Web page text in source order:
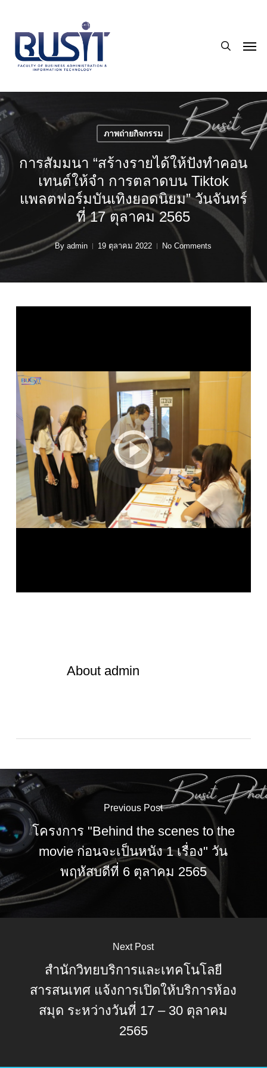
main
content
ภาพถ่ายกิจกรรม
การสัมมนา “สร้างรายได้ให้ปังทำคอน
เทนต์ให้จำ การตลาดบน Tiktok
แพลตฟอร์มบันเทิงยอดนิยม” วันจันทร์
ที่ 17 ตุลาคม 2565
By admin 19 ตุลาคม 2022 No Comments
Aboutadmin
Previous Post
โครงการ "Behind the scenes to the
movie ก่อนจะเป็นหนัง 1 เรื่อง" วัน
พฤหัสบดีที่ 6 ตุลาคม 2565
Next Post
สำนักวิทยบริการและเทคโนโลยี
สารสนเทศ แจ้งการเปิดให้บริการห้อง
สมุด ระหว่างวันที่ 17 – 30 ตุลาคม
2565